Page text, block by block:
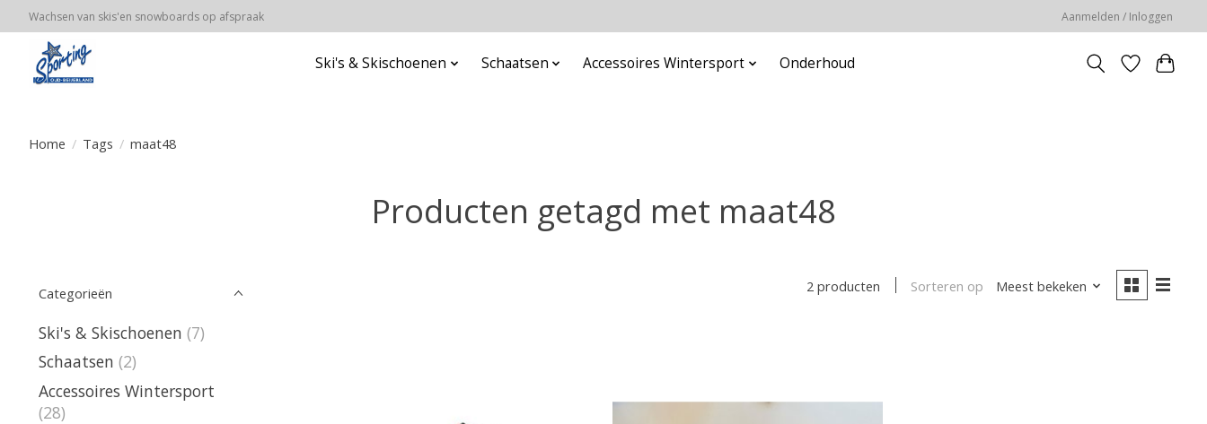
Wachsen van skis'en snowboards op afspraak Aanmelden / Inloggen
Ski's & Skischoenen Schaatsen Accessoires Wintersport Onderhoud
Home / Tags / maat48
Producten getagd met maat48
Categorieën
Ski's & Skischoenen (7)
Schaatsen (2)
Accessoires Wintersport
(28)
2 producten Sorteren op Meest bekeken